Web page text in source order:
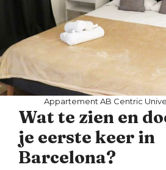
Appartement AB Centric
Wat te zien en
je eerste keer in
Barcelona?